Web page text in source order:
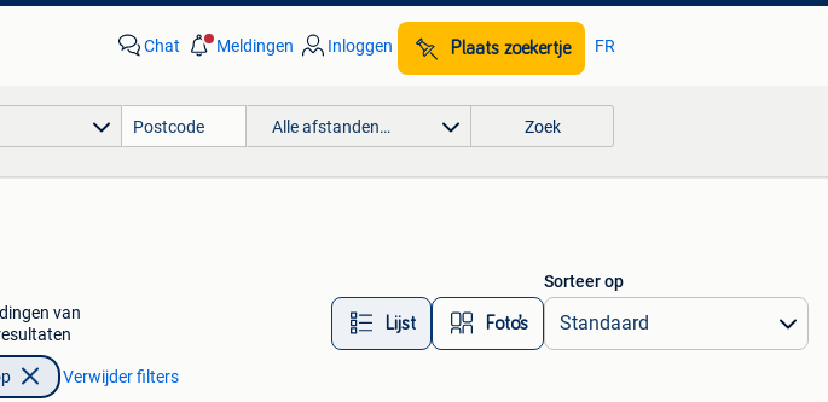
Chat Meldingen Inloggen Plaats zoekertje FR
Alle afstanden… Zoek
van
Lijst Foto’s
Sorteer op
Verwijder filters